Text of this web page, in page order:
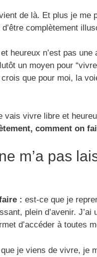
de là. Et plus je
complètement
heureux n’est pas
un moyen pour
que pour moi, la
vais vivre libre et
comment on
m’a pas
: est-ce que je
plein d’avenir.
d’accéder à toutes
je viens de vivre, je